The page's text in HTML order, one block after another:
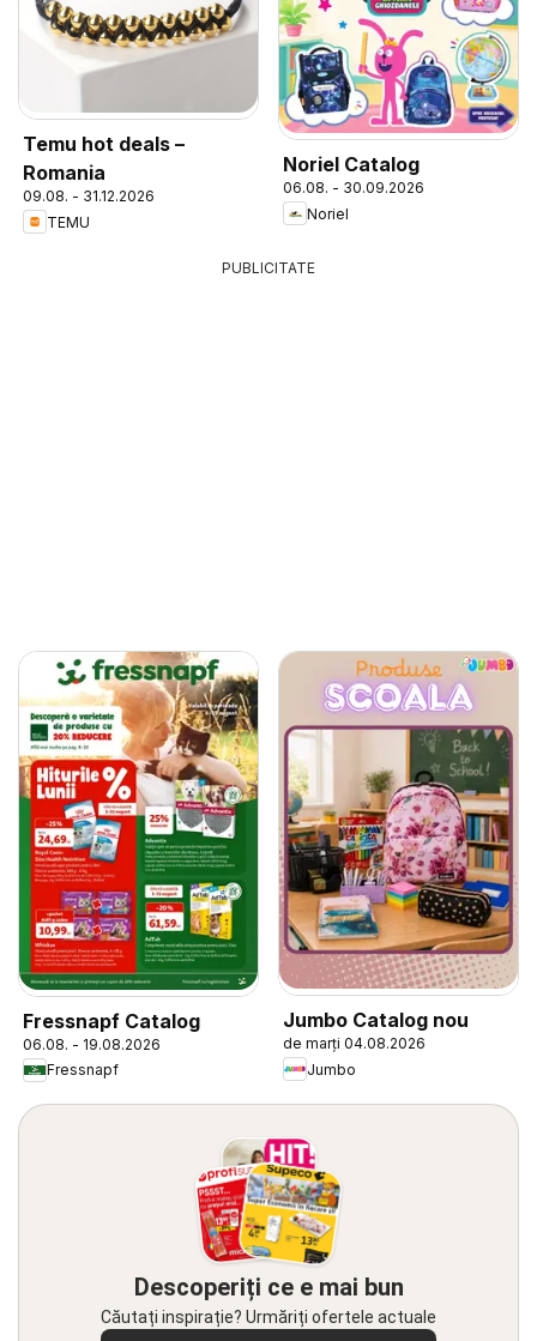
Temu hot deals –
Romania
09.08. - 31.12.2026
TEMU
Noriel Catalog
06.08. - 30.09.2026
Noriel
PUBLICITATE
Fressnapf Catalog
06.08. - 19.08.2026
Fressnapf
Jumbo Catalog nou
de marți 04.08.2026
Jumbo
Descoperiți ce e mai bun
Căutați inspirație? Urmăriți ofertele actuale